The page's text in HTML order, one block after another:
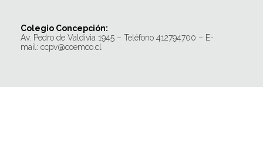
Colegio Concepción:
Av. Pedro de Valdivia 1945 – Teléfono 412794700 – E-
mail: ccpv@coemco.cl